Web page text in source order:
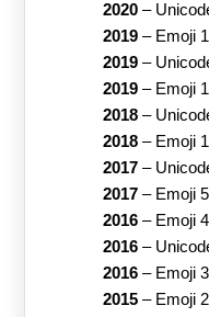
2020–
2019– Emoji
2019–
2019– Emoji
2018–
2018– Emoji
2017–
2017– Emoji
2016– Emoji
2016–
2016– Emoji
2015– Emoji